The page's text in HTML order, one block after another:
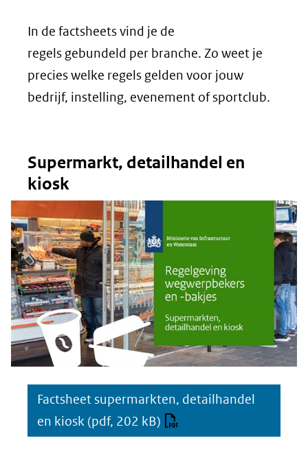
In de factsheets vind je de
regels gebundeld per branche. Zo weet je
precies welke regels gelden voor jouw
bedrijf, instelling, evenement of sportclub.
Supermarkt, detailhandel en
kiosk
Factsheet supermarkten, detailhandel
en kiosk (pdf, 202 kB)